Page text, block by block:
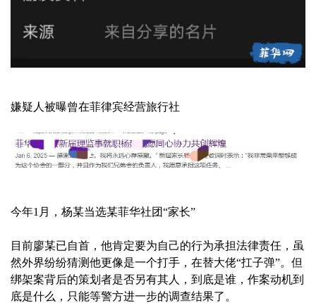
嫌疑人被曝曾在菲律宾经营旅行社
今年1月，杨某当选某菲华社团“家长”
目前廖某已自首，他肯定要为自己的行为承担法律责任，虽
然外界纷纷猜测他更像是一个打手，在替大佬“扛子弹”。但
绑架案背后的策划者是否另有其人，到底是谁，作案动机到
底是什么，只能等警方进一步的调查结果了。